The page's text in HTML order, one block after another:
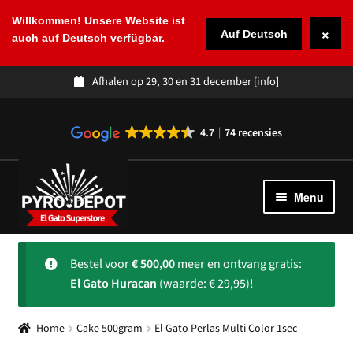
Willkommen! Unsere Website ist
auch auf Deutsch verfügbar.
Auf Deutsch ×
Afhalen op 29, 30 en 31 december[info]
4.7 74 recensies
door
naar
navigatie
naar
de
inhoud
Menu
Winkel
Spaans vuurwerk
Over ons
Bestel voor€500,00meer en ontvang gratis:
El Gato Huracan (waarde: € 29,95)!
Home Cake 500gram El Gato Perlas Multi Color 1sec